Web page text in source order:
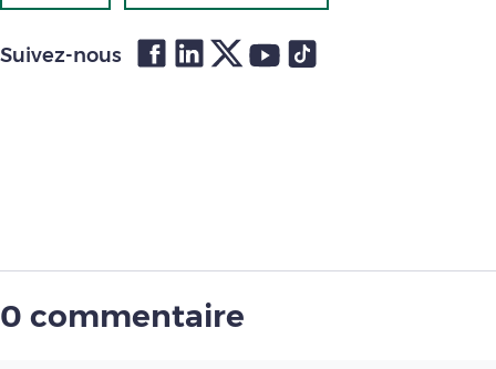
Suivez-nous
0 commentaire